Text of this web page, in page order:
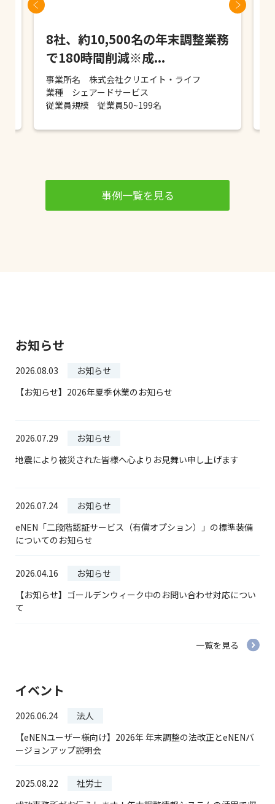
8社、約10,500名の年末調整業務
で180時間削減※成...
事業所名 株式会社クリエイト・ライフ
業種 シェアードサービス
従業員規模 従業員50~199名
事例一覧を見る
お知らせ
2026.08.03
お知らせ
【お知らせ】2026年夏季休業のお知らせ
2026.07.29
お知らせ
地震により被災された皆様へ心よりお見舞い申し上げます
2026.07.24
お知らせ
eNEN「二段階認証サービス（有償オプション）」の標準装備
についてのお知らせ
2026.04.16
お知らせ
【お知らせ】ゴールデンウィーク中のお問い合わせ対応につい
て
一覧を見る
イベント
2026.06.24
法人
【eNENユーザー様向け】2026年 年末調整の法改正とeNENバ
ージョンアップ説明会
2025.08.22
社労士